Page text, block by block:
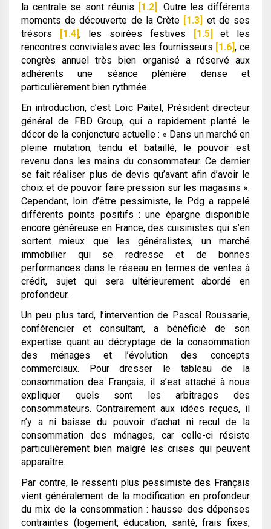
la centrale se sont réunis [1.2]. Outre les différents
moments de découverte de la Crète [1.3] et de ses
trésors
[1.4], les soirées festives [1.5]
et les
rencontres conviviales avec les fournisseurs [1.6], ce
congrès annuel très bien organisé a réservé aux
adhérents une séance plénière dense et
particulièrement bien rythmée.
En introduction, c’est Loïc Paitel, Président directeur
général de FBD Group, qui a rapidement planté le
décor de la conjoncture actuelle : « Dans un marché en
pleine mutation, tendu et bataillé, le pouvoir est
revenu dans les mains du consommateur. Ce dernier
se fait réaliser plus de devis qu’avant afin d’avoir le
choix et de pouvoir faire pression sur les magasins ».
Cependant, loin d’être pessimiste, le Pdg a rappelé
différents points positifs : une épargne disponible
encore généreuse en France, des cuisinistes qui s’en
sortent mieux que les généralistes, un marché
immobilier qui se redresse et de bonnes
performances dans le réseau en termes de ventes à
crédit, sujet qui sera ultérieurement abordé en
profondeur.
Un peu plus tard, l’intervention de Pascal Roussarie,
conférencier et consultant, a bénéficié de son
expertise quant au décryptage de la consommation
des ménages et l’évolution des concepts
commerciaux. Pour dresser le tableau de la
consommation des Français, il s’est attaché à nous
expliquer quels sont les arbitrages des
consommateurs. Contrairement aux idées reçues, il
n’y a ni baisse du pouvoir d’achat ni recul de la
consommation des ménages, car celle-ci résiste
particulièrement bien malgré les crises qui peuvent
apparaître.
Par contre, le ressenti plus pessimiste des Français
vient généralement de la modification en profondeur
du mix de la consommation : hausse des dépenses
contraintes (logement, éducation, santé, frais fixes,